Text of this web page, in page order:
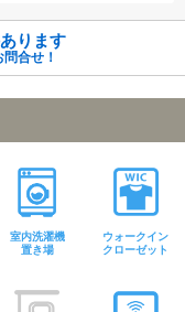
ります
合せ！
室内洗濯機
置き場
ウォークイン
クローゼット